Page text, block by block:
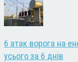
6 атак ворога на
усього за 6 днів